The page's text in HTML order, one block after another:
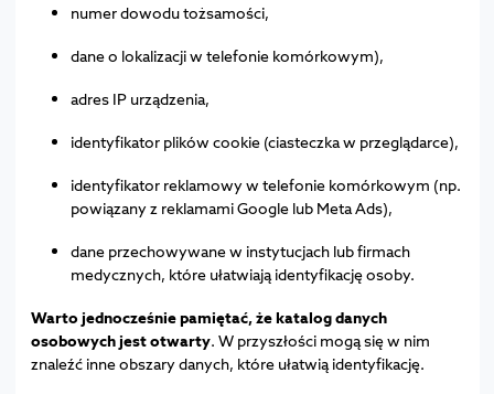
numer dowodu tożsamości,
dane o lokalizacji w telefonie komórkowym),
adres IP urządzenia,
identyfikator plików cookie (ciasteczka w przeglądarce),
identyfikator reklamowy w telefonie komórkowym (np.
powiązany z reklamami Google lub Meta Ads),
dane przechowywane w instytucjach lub firmach
medycznych, które ułatwiają identyfikację osoby.
Warto jednocześnie pamiętać, że katalog danych
osobowych jest otwarty. W przyszłości mogą się w nim
znaleźć inne obszary danych, które ułatwią identyfikację.